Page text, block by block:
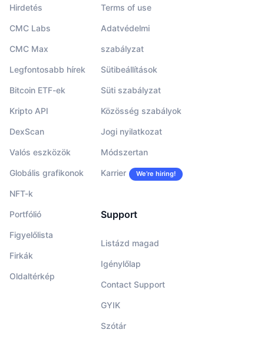
Hirdetés
CMC Labs
CMC Max
Legfontosabb hírek
Bitcoin ETF-ek
Kripto API
DexScan
Valós eszközök
Globális grafikonok
NFT-k
Portfólió
Figyelőlista
Firkák
Oldaltérkép
Terms of use
Adatvédelmi
szabályzat
Sütibeállítások
Süti szabályzat
Közösség szabályok
Jogi nyilatkozat
Módszertan
Karrier We’re hiring!
Support
Listázd magad
Igénylőlap
Contact Support
GYIK
Szótár